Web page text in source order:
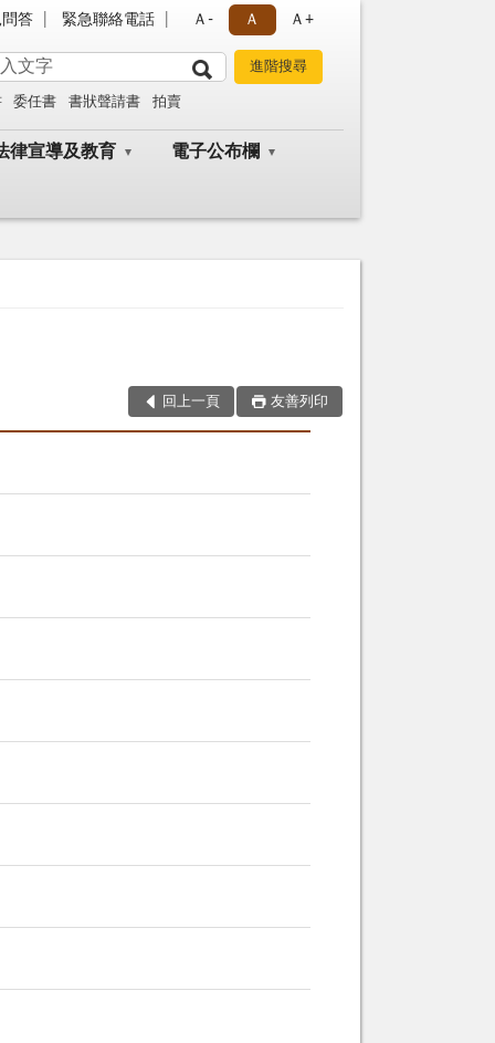
答 緊急聯絡電話 Ａ- Ａ Ａ+
委任書 書狀聲請書 拍賣
律宣導及教育 電子公布欄
回上一頁 友善列印